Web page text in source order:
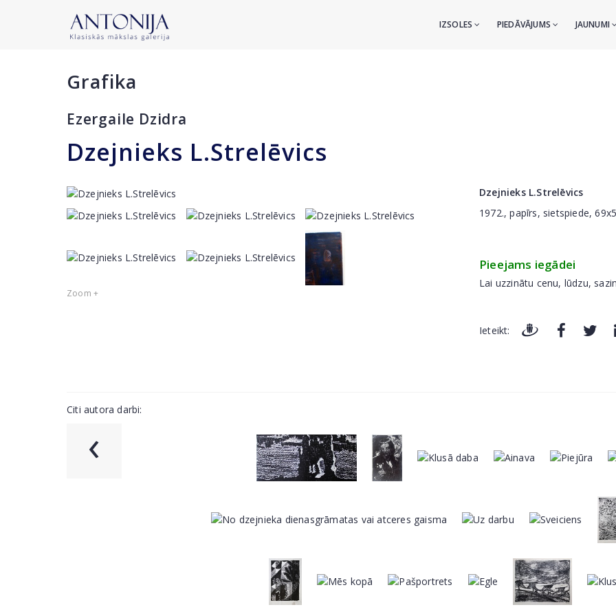
IZSOLES PIEDĀVĀJUMS JAUNUMI
Grafika
Ezergaile Dzidra
Dzejnieks L.Strelēvics
Zoom +
Dzejnieks L.Strelēvics
1972., papīrs, sietspiede,
Pieejams iegādei
Lai uzzinātu cenu, lūdzu,
Ieteikt:
Citi autora darbi:
‹